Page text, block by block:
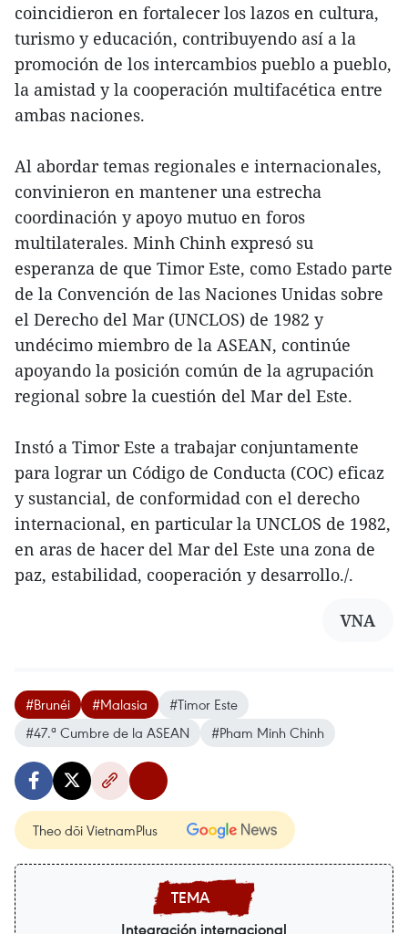
coincidieron en fortalecer los lazos en cultura,
turismo y educación, contribuyendo así a la
promoción de los intercambios pueblo a pueblo,
la amistad y la cooperación multifacética entre
ambas naciones.
Al abordar temas regionales e internacionales,
convinieron en mantener una estrecha
coordinación y apoyo mutuo en foros
multilaterales. Minh Chinh expresó su
esperanza de que Timor Este, como Estado parte
de la Convención de las Naciones Unidas sobre
el Derecho del Mar (UNCLOS) de 1982 y
undécimo miembro de la ASEAN, continúe
apoyando la posición común de la agrupación
regional sobre la cuestión del Mar del Este.
Instó a Timor Este a trabajar conjuntamente
para lograr un Código de Conducta (COC) eficaz
y sustancial, de conformidad con el derecho
internacional, en particular la UNCLOS de 1982,
en aras de hacer del Mar del Este una zona de
paz, estabilidad, cooperación y desarrollo./.
VNA
#Brunéi #Malasia
#Timor Este
#47.ª Cumbre de la ASEAN
#Pham Minh Chinh
Theo dõi VietnamPlus
Integración internacional